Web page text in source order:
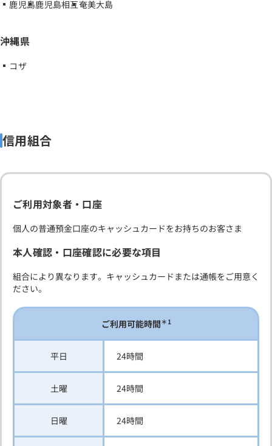
鹿児島鹿児島相互奄美大島
沖縄県
コザ
信用組合
ご利用対象者・口座
個人の普通預金口座のキャッシュカードをお持ちのお客さま
本人確認・口座確認に必要な項目
組合により異なります。キャッシュカードまたは通帳をご用意く
ださい。
ご利用可能時間＊1
平日 24時間
土曜 24時間
日曜 24時間